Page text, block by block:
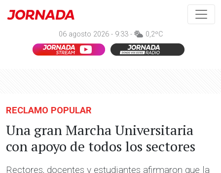
06 agosto 2026 - 9:33 - 0,2ºC
RECLAMO POPULAR
Una gran Marcha Universitaria
con apoyo de todos los sectores
Rectores, docentes y estudiantes afirmaron que la